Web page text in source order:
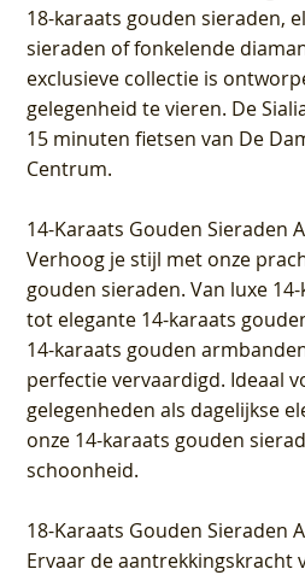
18-karaats gouden sieraden,
sieraden of fonkelende
exclusieve collectie is
gelegenheid te vieren. De
15 minuten fietsen van De
Centrum.
14-Karaats Gouden Sieraden
Verhoog je stijl met onze
gouden sieraden. Van luxe
tot elegante 14-karaats
14-karaats gouden
perfectie vervaardigd. Ideaal
gelegenheden als dagelijkse
onze 14-karaats gouden
schoonheid.
18-Karaats Gouden Sieraden
Ervaar de aantrekkingskracht